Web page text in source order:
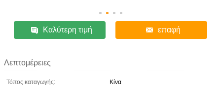
Καλύτερη τιμή επαφή
Λεπτομέρειες
Τόπος καταγωγής:
Κίνα